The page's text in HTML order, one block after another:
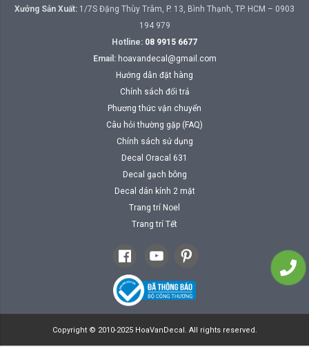
Xưởng Sản Xuất: 1/7S Đặng Thùy Trâm, P. 13, Bình Thạnh, TP. HCM – 0903
194 979
Hotline: 08 9915 6677
Email: hoavandecal@gmail.com
Hướng dẫn đặt hàng
Chính sách đổi trả
Phương thức vận chuyển
Câu hỏi thường gặp (FAQ)
Chính sách sử dụng
Decal Oracal 631
Decal gạch bông
Decal dán kính 2 mặt
Trang trí Noel
Trang trí Tết
Copyright © 2010-2025 HoaVanDecal. All rights reserved.